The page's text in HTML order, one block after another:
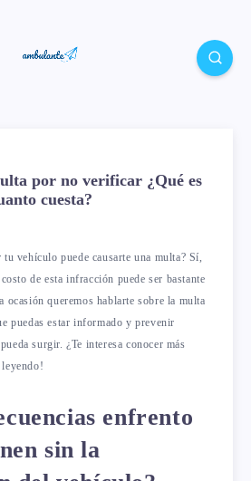
por no verificar ¿Qué es
cuesta?
vehículo puede causarte una multa? Sí,
de esta infracción puede ser bastante
ocasión queremos hablarte sobre la multa
puedas estar informado y prevenir
surgir. ¿Te interesa conocer más
leyendo!
enfrento
sin la